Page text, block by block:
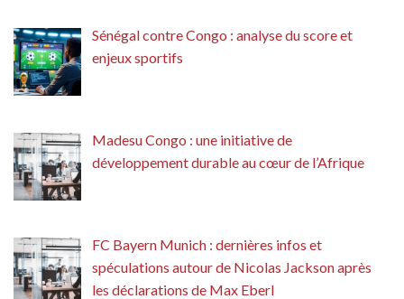
Sénégal contre Congo : analyse du score et
enjeux sportifs
Madesu Congo : une initiative de
développement durable au cœur de l’Afrique
FC Bayern Munich : dernières infos et
spéculations autour de Nicolas Jackson après
les déclarations de Max Eberl